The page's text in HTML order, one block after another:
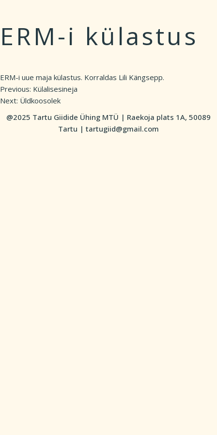
ERM-i külastus
ERM-i uue maja külastus. Korraldas Lili Kängsepp.
Post
navigation
Previous: Külalisesineja
Next: Üldkoosolek
@2025 Tartu Giidide Ühing MTÜ | Raekoja plats 1A, 50089
Tartu | tartugiid@gmail.com